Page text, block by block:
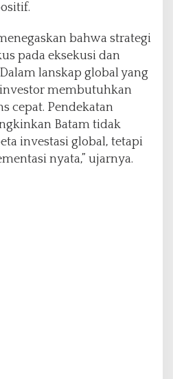
bahwa strategi
pada eksekusi dan
lanskap global yang
membutuhkan
cepat. Pendekatan
Batam tidak
investasi global, tetapi
nyata,” ujarnya.